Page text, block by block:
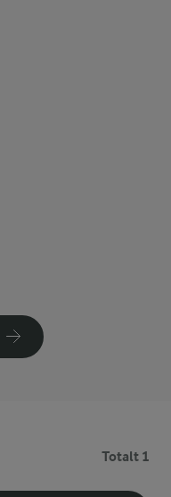
Totalt 1